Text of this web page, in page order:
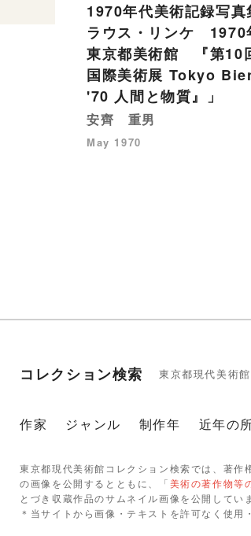
1970年代美術記録写真
ラウス・リンケ
東京都美術館 『第10
国際美術展 Tokyo
'70 人間と物質』」
安齊 重男
May 1970
コレクション検索 東京都現代美術
作家 ジャンル 制作年 近年の
東京都現代美術館コレクション検索では、著
の画像を公開するとともに、「美術の著作物等
とづき収蔵作品のサムネイル画像を公開してい
＊当サイトから画像・テキストを許可なく使用